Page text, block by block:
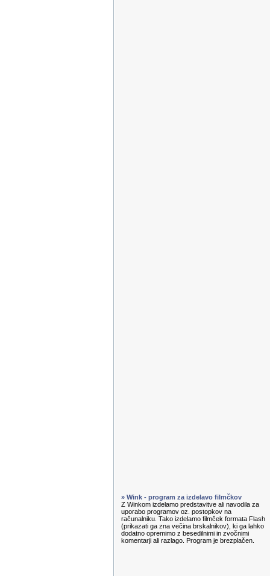
» Wink - program za izdelavo filmčkov
Z Winkom izdelamo predstavitve ali navodila za
uporabo programov oz. postopkov na
računalniku. Tako izdelamo filmček formata Flash
(prikazati ga zna večina brskalnikov), ki ga lahko
dodatno opremimo z besedilnimi in zvočnimi
komentarji ali razlago. Program je brezplačen.